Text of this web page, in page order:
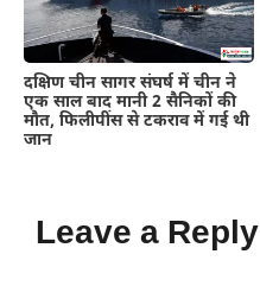
दक्षिण चीन सागर संघर्ष में चीन ने
एक साल बाद मानी 2 सैनिकों की
मौत, फिलीपींस से टकराव में गई थी
जान
Leave a Reply